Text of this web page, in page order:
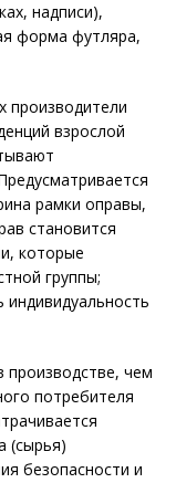
надписи),
форма футляра,
производители
взрослой
рамки оправы,
становится
которые
группы;
индивидуальность
производстве, чем
потребителя
(сырья)
безопасности и